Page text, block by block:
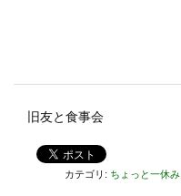
旧友と食事会
カテゴリ: ちょっと一休み